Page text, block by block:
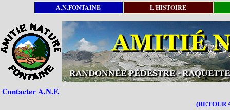
A.N.FONTAINE L'HISTOIRE
Contacter A.N.F.
(RETOUR